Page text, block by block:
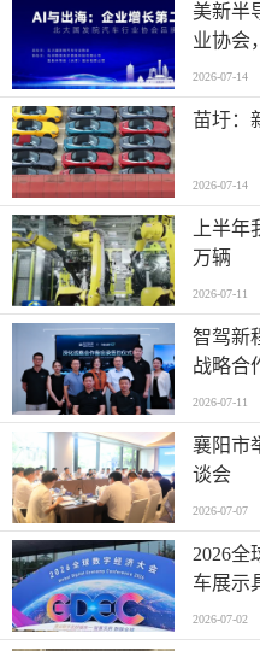
美新半
业协会
2026-07-14
苗圩：
2026-07-14
上半
万辆
2026-07-11
智驾新
战略合
场
2026-07-11
襄阳市
谈会
2026-07-07
2026全
车展示
2026-07-02